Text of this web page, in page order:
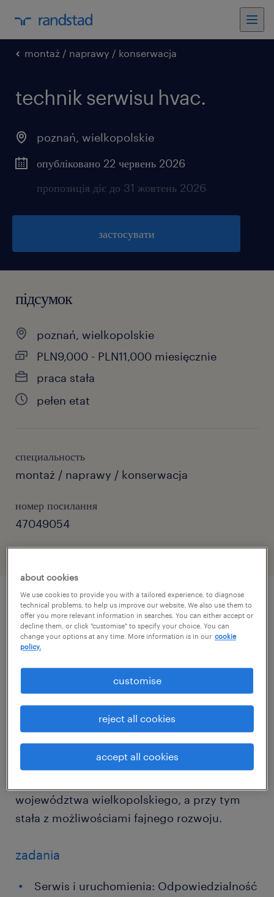
montaż / naprawy / konserwacja
technik serwisu hvac.
poznań, wielkopolskie
опубліковано 22 червень 2026
пропозиція діє до 31 жовтень 2026
застосувати
підсумок
poznań, wielkopolskie
PLN9,000 - PLN11,000 miesięcznie
praca stała
pełen etat
специальность
montaż / naprawy / konserwacja
номер посилання
47049054
описание должности
Stabilna, międzynarodowa firmą o
ugruntowanej pozycji na rynku, produkująca i
serwisująca nowoczesne systemy z zakresu
HVAC oraz chłodnictwa transportowego
rozwija się dynamicznie. W związku z tym
poszukiwana jest doświadczona i
zaangażowana osoba na stanowisko Technika
województwa wielkopolskiego, a przy tym
stała z możliwościami fajnego rozwoju.
zadania
Serwis i uruchomienia: Odpowiedzialność
about cookies
We use cookies to provide you with a tailored experience, to diagnose
technical problems, to help us improve our website. We also use them to
offer you more relevant information in searches. You can either accept or
decline them, or click "customise" to specify your choice. You can
change your options at any time. More information is in our cookie
policy.
accept all cookies
reject all cookies
customise